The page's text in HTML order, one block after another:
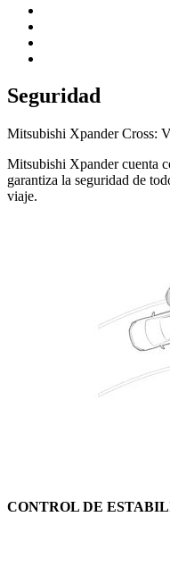
Seguridad
Mitsubishi Xpander Cross:
Mitsubishi Xpander cuenta
garantiza la seguridad de
viaje.
CONTROL DE